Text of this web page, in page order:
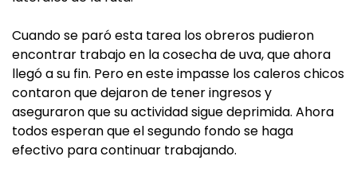
Cuando se paró esta tarea los obreros pudieron
encontrar trabajo en la cosecha de uva, que ahora
llegó a su fin. Pero en este impasse los caleros chicos
contaron que dejaron de tener ingresos y
aseguraron que su actividad sigue deprimida. Ahora
todos esperan que el segundo fondo se haga
efectivo para continuar trabajando.